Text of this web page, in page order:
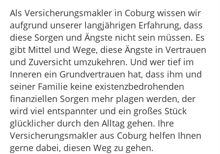
Als Versicherungsmakler in Coburg wissen wir
aufgrund unserer langjährigen Erfahrung, dass
diese Sorgen und Ängste nicht sein müssen. Es
gibt Mittel und Wege, diese Ängste in Vertrauen
und Zuversicht umzukehren. Und wer tief im
Inneren ein Grundvertrauen hat, dass ihm und
seiner Familie keine existenzbedrohenden
finanziellen Sorgen mehr plagen werden, der
wird viel entspannter und ein großes Stück
glücklicher durch den Alltag gehen. Ihre
Versicherungsmakler aus Coburg helfen Ihnen
gerne dabei, diesen Weg zu gehen.